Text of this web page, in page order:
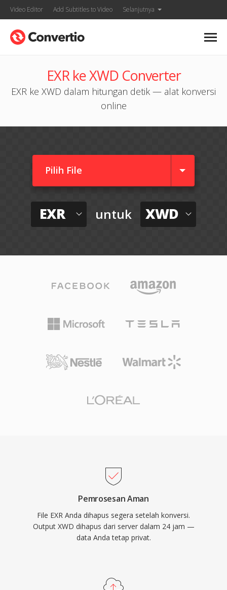
Video Editor Add Subtitles to Video Selanjutnya
EXR ke XWD Converter
EXR ke XWD dalam hitungan detik — alat konversi
online
Pilih File
EXR untuk XWD
Pemrosesan Aman
File EXR Anda dihapus segera setelah konversi.
Output XWD dihapus dari server dalam 24 jam —
data Anda tetap privat.